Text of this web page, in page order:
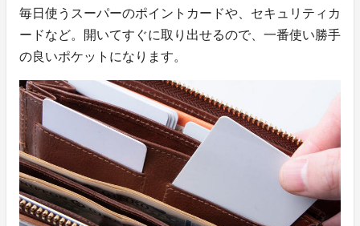
毎日使うスーパーのポイントカードや、セキュリティカ
ードなど。開いてすぐに取り出せるので、一番使い勝手
の良いポケットになります。